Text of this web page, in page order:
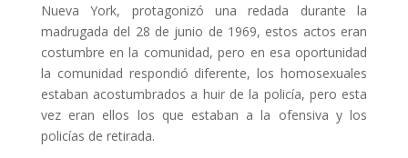
Nueva York, protagonizó una redada durante la
madrugada del 28 de junio de 1969, estos actos eran
costumbre en la comunidad, pero en esa oportunidad
la comunidad respondió diferente, los homosexuales
estaban acostumbrados a huir de la policía, pero esta
vez eran ellos los que estaban a la ofensiva y los
policías de retirada.